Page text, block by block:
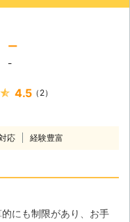
ー
-
4.5（2）
応 経験豊富
にも制限があり、お手